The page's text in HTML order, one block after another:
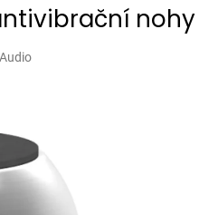
nohy